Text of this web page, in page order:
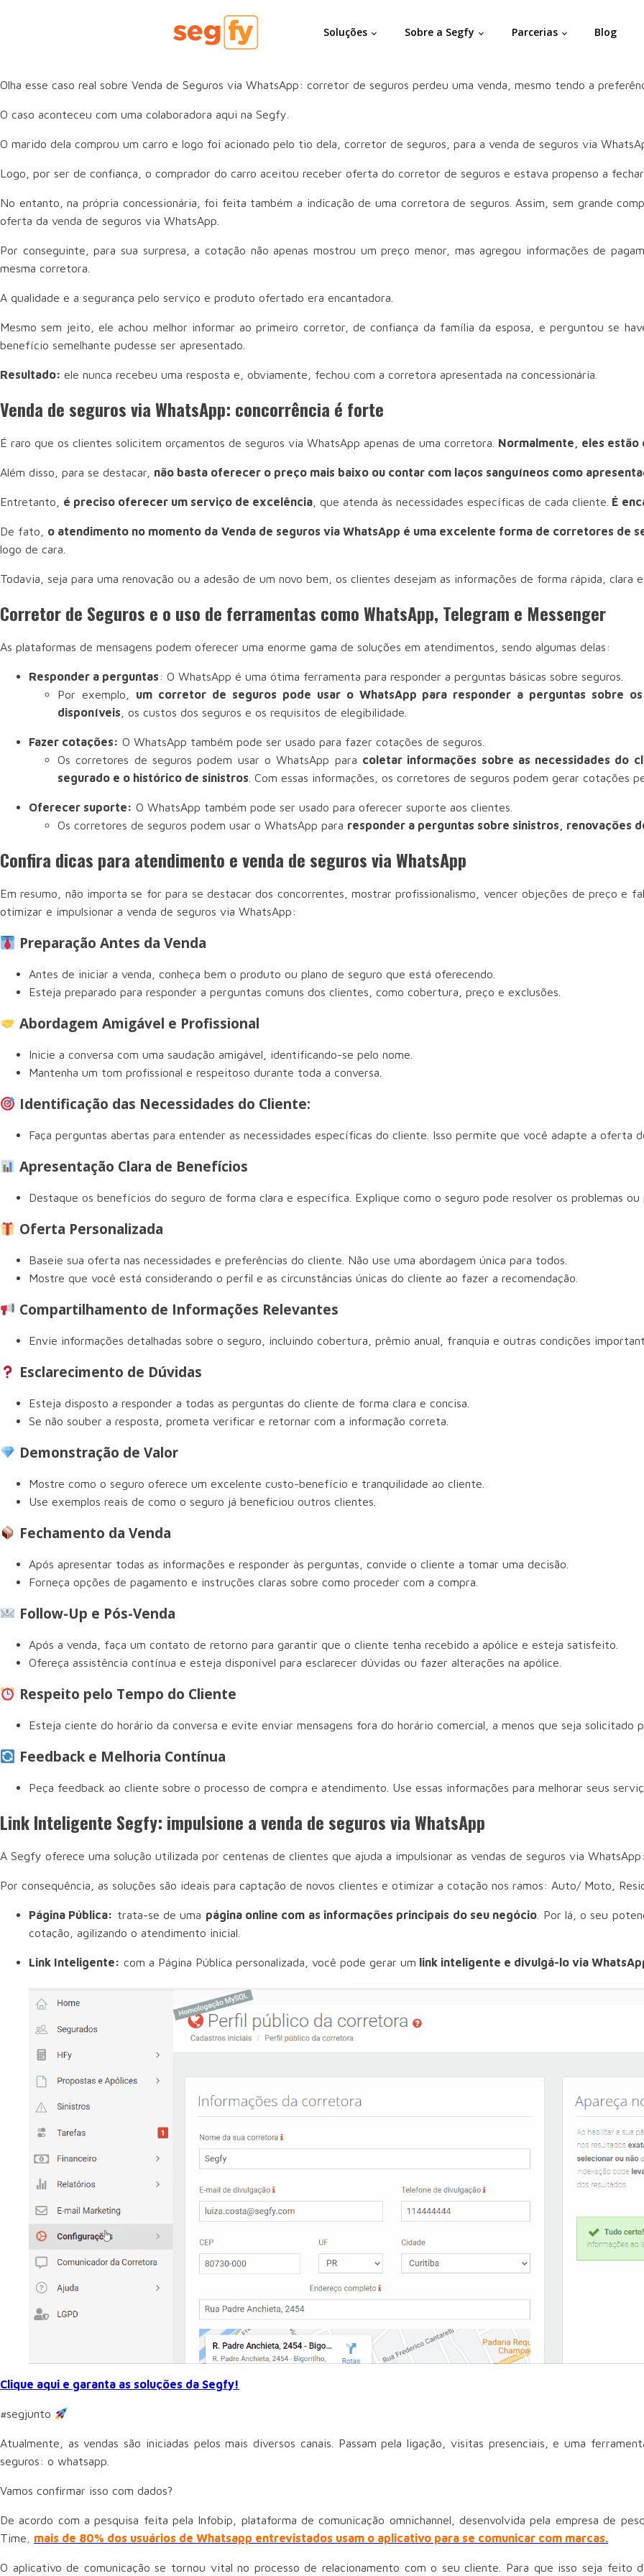
Soluções Sobre a Segfy Parcerias Blog
Olha esse caso real sobre Venda de Seguros via WhatsApp: corretor de seguros perdeu uma venda, mesmo tendo a
O caso aconteceu com uma colaboradora aqui na Segfy.
O marido dela comprou um carro e logo foi acionado pelo tio dela, corretor de seguros, para a venda de seguros via
Logo, por ser de confiança, o comprador do carro aceitou receber oferta do corretor de seguros e estava propenso a
No entanto, na própria concessionária, foi feita também a indicação de uma corretora de seguros. Assim, sem grande
oferta da venda de seguros via WhatsApp.
Por conseguinte, para sua surpresa, a cotação não apenas mostrou um preço menor, mas agregou informações de
mesma corretora.
A qualidade e a segurança pelo serviço e produto ofertado era encantadora.
Mesmo sem jeito, ele achou melhor informar ao primeiro corretor, de confiança da família da esposa, e perguntou se
benefício semelhante pudesse ser apresentado.
Resultado: ele nunca recebeu uma resposta e, obviamente, fechou com a corretora apresentada na concessionária.
Venda de seguros via WhatsApp: concorrência é forte
É raro que os clientes solicitem orçamentos de seguros via WhatsApp apenas de uma corretora. Normalmente, eles
Além disso, para se destacar, não basta oferecer o preço mais baixo ou contar com laços sanguíneos como
Entretanto, é preciso oferecer um serviço de excelência , que atenda às necessidades específicas de cada cliente. É
De fato, o atendimento no momento da Venda de seguros via WhatsApp é uma excelente forma de corretores de
logo de cara.
Todavia, seja para uma renovação ou a adesão de um novo bem, os clientes desejam as informações de forma rápida, clara
Corretor de Seguros e o uso de ferramentas como WhatsApp, Telegram e Messenger
As plataformas de mensagens podem oferecer uma enorme gama de soluções em atendimentos, sendo algumas delas:
Responder a perguntas: O WhatsApp é uma ótima ferramenta para responder a perguntas básicas sobre seguros.
Por exemplo, um corretor de seguros pode usar o WhatsApp para responder a perguntas sobre
disponíveis , os custos dos seguros e os requisitos de elegibilidade.
Fazer cotações: O WhatsApp também pode ser usado para fazer cotações de seguros.
Os corretores de seguros podem usar o WhatsApp para coletar informações sobre as necessidades do
segurado e o histórico de sinistros . Com essas informações, os corretores de seguros podem gerar cotações
Oferecer suporte: O WhatsApp também pode ser usado para oferecer suporte aos clientes.
Os corretores de seguros podem usar o WhatsApp para responder a perguntas sobre sinistros, renovações
Confira dicas para atendimento e venda de seguros via WhatsApp
Em resumo, não importa se for para se destacar dos concorrentes, mostrar profissionalismo, vencer objeções de preço e
otimizar e impulsionar a venda de seguros via WhatsApp:
Preparação Antes da Venda
Antes de iniciar a venda, conheça bem o produto ou plano de seguro que está oferecendo.
Esteja preparado para responder a perguntas comuns dos clientes, como cobertura, preço e exclusões.
Abordagem Amigável e Profissional
Inicie a conversa com uma saudação amigável, identificando-se pelo nome.
Mantenha um tom profissional e respeitoso durante toda a conversa.
Identificação das Necessidades do Cliente:
Faça perguntas abertas para entender as necessidades específicas do cliente. Isso permite que você adapte a oferta
Apresentação Clara de Benefícios
Destaque os benefícios do seguro de forma clara e específica. Explique como o seguro pode resolver os problemas
Oferta Personalizada
Baseie sua oferta nas necessidades e preferências do cliente. Não use uma abordagem única para todos.
Mostre que você está considerando o perfil e as circunstâncias únicas do cliente ao fazer a recomendação.
Compartilhamento de Informações Relevantes
Envie informações detalhadas sobre o seguro, incluindo cobertura, prêmio anual, franquia e outras condições
Esclarecimento de Dúvidas
Esteja disposto a responder a todas as perguntas do cliente de forma clara e concisa.
Se não souber a resposta, prometa verificar e retornar com a informação correta.
Demonstração de Valor
Mostre como o seguro oferece um excelente custo-benefício e tranquilidade ao cliente.
Use exemplos reais de como o seguro já beneficiou outros clientes.
Fechamento da Venda
Após apresentar todas as informações e responder às perguntas, convide o cliente a tomar uma decisão.
Forneça opções de pagamento e instruções claras sobre como proceder com a compra.
Follow-Up e Pós-Venda
Após a venda, faça um contato de retorno para garantir que o cliente tenha recebido a apólice e esteja satisfeito.
Ofereça assistência contínua e esteja disponível para esclarecer dúvidas ou fazer alterações na apólice.
Respeito pelo Tempo do Cliente
Esteja ciente do horário da conversa e evite enviar mensagens fora do horário comercial, a menos que seja solicitado
Feedback e Melhoria Contínua
Peça feedback ao cliente sobre o processo de compra e atendimento. Use essas informações para melhorar seus
Link Inteligente Segfy: impulsione a venda de seguros via WhatsApp
A Segfy oferece uma solução utilizada por centenas de clientes que ajuda a impulsionar as vendas de seguros via
Por consequência, as soluções são ideais para captação de novos clientes e otimizar a cotação nos ramos: Auto/ Moto,
Página Pública: trata-se de uma página online com as informações principais do seu negócio . Por lá, o seu
cotação, agilizando o atendimento inicial.
Link Inteligente: com a Página Pública personalizada, você pode gerar um link inteligente e divulgá-lo via
Clique aqui e garanta as soluções da Segfy!
#segjunto
Atualmente, as vendas são iniciadas pelos mais diversos canais. Passam pela ligação, visitas presenciais, e uma
seguros: o whatsapp.
Vamos confirmar isso com dados?
De acordo com a pesquisa feita pela Infobip, plataforma de comunicação omnichannel, desenvolvida pela empresa de
Time
mais de 80% dos usuários de Whatsapp entrevistados usam o aplicativo para se comunicar com marcas.
O aplicativo de comunicação se tornou vital no processo de relacionamento com o seu cliente. Para que isso seja feito